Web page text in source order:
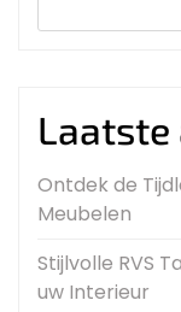
Ontdek de
Meubelen
Stijlvolle RVS
uw Interieur